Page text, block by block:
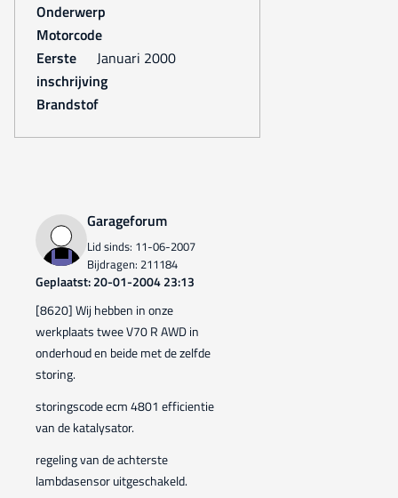
Onderwerp
Motorcode
Eerste
inschrijving
januari 2000
Brandstof
Garageforum
Lid sinds: 11-06-2007
Bijdragen: 211184
Geplaatst: 20-01-2004 23:13
[8620] Wij hebben in onze
werkplaats twee V70 R AWD in
onderhoud en beide met de zelfde
storing.
storingscode ecm 4801 efficientie
van de katalysator.
regeling van de achterste
lambdasensor uitgeschakeld.